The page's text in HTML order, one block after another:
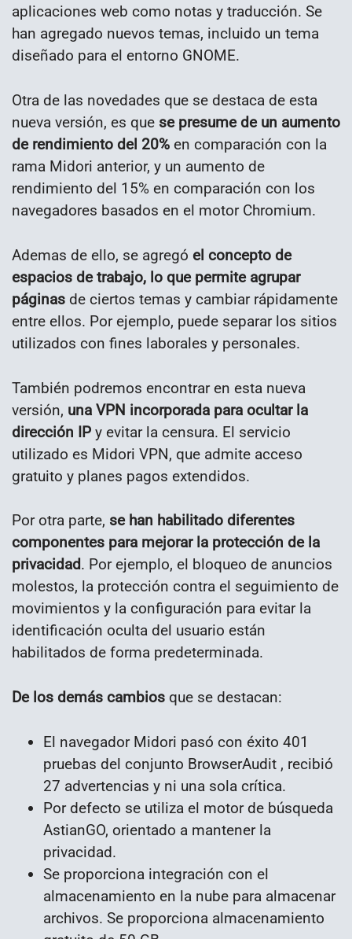
aplicaciones web como notas y traducción. Se
han agregado nuevos temas, incluido un tema
diseñado para el entorno GNOME.
Otra de las novedades que se destaca de esta
nueva versión, es que se presume de un aumento
de rendimiento del 20% en comparación con la
rama Midori anterior, y un aumento de
rendimiento del 15% en comparación con los
navegadores basados ​​en el motor Chromium.
Ademas de ello, se agregó el concepto de
espacios de trabajo, lo que permite agrupar
páginas de ciertos temas y cambiar rápidamente
entre ellos. Por ejemplo, puede separar los sitios
utilizados con fines laborales y personales.
También podremos encontrar en esta nueva
versión, una VPN incorporada para ocultar la
dirección IP y evitar la censura. El servicio
utilizado es Midori VPN, que admite acceso
gratuito y planes pagos extendidos.
Por otra parte, se han habilitado diferentes
componentes para mejorar la protección de la
privacidad. Por ejemplo, el bloqueo de anuncios
molestos, la protección contra el seguimiento de
movimientos y la configuración para evitar la
identificación oculta del usuario están
habilitados de forma predeterminada.
De los demás cambios que se destacan:
El navegador Midori pasó con éxito 401
pruebas del conjunto BrowserAudit , recibió
27 advertencias y ni una sola crítica.
Por defecto se utiliza el motor de búsqueda
AstianGO, orientado a mantener la
privacidad.
Se proporciona integración con el
almacenamiento en la nube para almacenar
archivos. Se proporciona almacenamiento